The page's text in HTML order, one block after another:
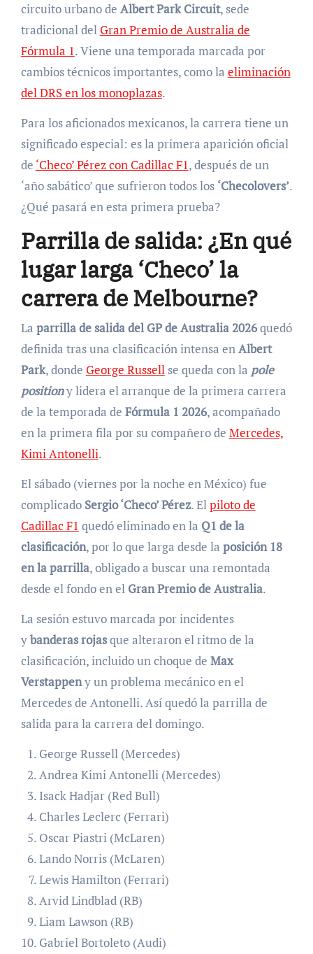
circuito urbano de Albert Park Circuit, sede
tradicional del Gran Premio de Australia de
Fórmula 1. Viene una temporada marcada por
cambios técnicos importantes, como la eliminación
del DRS en los monoplazas.
Para los aficionados mexicanos, la carrera tiene un
significado especial: es la primera aparición oficial
de ‘Checo’ Pérez con Cadillac F1, después de un
‘año sabático’ que sufrieron todos los ‘Checolovers’.
¿Qué pasará en esta primera prueba?
Parrilla de salida: ¿En qué
lugar larga ‘Checo’ la
carrera de Melbourne?
La parrilla de salida del GP de Australia 2026quedó
definida tras una clasificación intensa en Albert
Park, donde George Russell se queda con la pole
positiony lidera el arranque de la primera carrera
de la temporada de Fórmula 1 2026, acompañado
en la primera fila por su compañero de Mercedes,
Kimi Antonelli.
El sábado (viernes por la noche en México) fue
complicado Sergio ‘Checo’ Pérez. El piloto de
Cadillac F1 quedó eliminado en la Q1 de la
clasificación, por lo que larga desde la posición 18
en la parrilla, obligado a buscar una remontada
desde el fondo en el Gran Premio de Australia.
La sesión estuvo marcada por incidentes
ybanderas rojasque alteraron el ritmo de la
clasificación, incluido un choque de Max
Verstappeny un problema mecánico en el
Mercedes de Antonelli. Así quedó la parrilla de
salida para la carrera del domingo.
George Russell (Mercedes)
Andrea Kimi Antonelli (Mercedes)
Isack Hadjar (Red Bull)
Charles Leclerc (Ferrari)
Oscar Piastri (McLaren)
Lando Norris (McLaren)
Lewis Hamilton (Ferrari)
Arvid Lindblad (RB)
Liam Lawson (RB)
Gabriel Bortoleto (Audi)